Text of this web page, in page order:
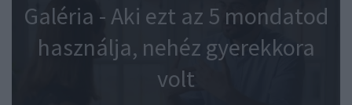
Galéria - Aki ezt az 5 mondatod
használja, nehéz gyerekkora
volt